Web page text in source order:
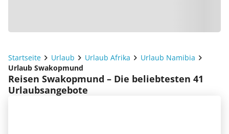
Startseite Urlaub Urlaub Afrika
Urlaub Namibia
Urlaub Swakopmund
Reisen Swakopmund – Die beliebtesten 41
Urlaubsangebote